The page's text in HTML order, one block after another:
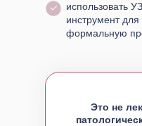
Это не
использовать
инструмент
формальную